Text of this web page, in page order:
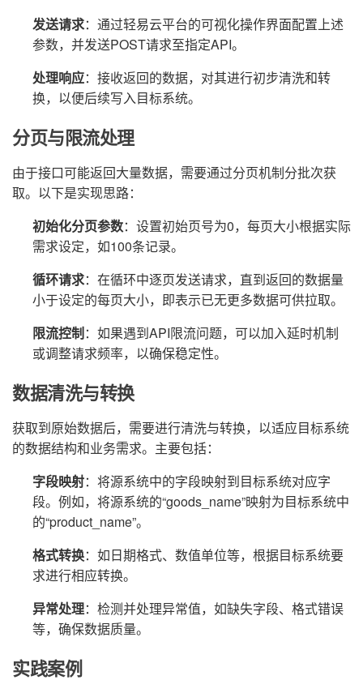
发送请求：通过轻易云平台的可视化操作界面配置上述
参数，并发送POST请求至指定API。
处理响应：接收返回的数据，对其进行初步清洗和转
换，以便后续写入目标系统。
分页与限流处理
由于接口可能返回大量数据，需要通过分页机制分批次获
取。以下是实现思路：
初始化分页参数：设置初始页号为0，每页大小根据实际
需求设定，如100条记录。
循环请求：在循环中逐页发送请求，直到返回的数据量
小于设定的每页大小，即表示已无更多数据可供拉取。
限流控制：如果遇到API限流问题，可以加入延时机制
或调整请求频率，以确保稳定性。
数据清洗与转换
获取到原始数据后，需要进行清洗与转换，以适应目标系统
的数据结构和业务需求。主要包括：
字段映射：将源系统中的字段映射到目标系统对应字
段。例如，将源系统的“goods_name”映射为目标系统中
的“product_name”。
格式转换：如日期格式、数值单位等，根据目标系统要
求进行相应转换。
异常处理：检测并处理异常值，如缺失字段、格式错误
等，确保数据质量。
实践案例